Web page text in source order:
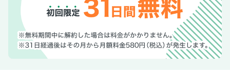
千歳・支笏湖／みどころ
千歳 支笏湖／工場見学／グルメ＆みやげ
登別／みどころ
登別／湯の町・地獄めぐり